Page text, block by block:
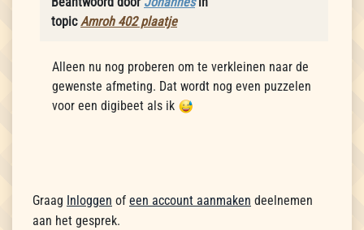
topicAmroh 402 plaatje
Alleen nu nog proberen om te verkleinen naar de
gewenste afmeting. Dat wordt nog even puzzelen
voor een digibeet als ik
Graag Inloggen of een account aanmaken deelnemen
aan het gesprek.